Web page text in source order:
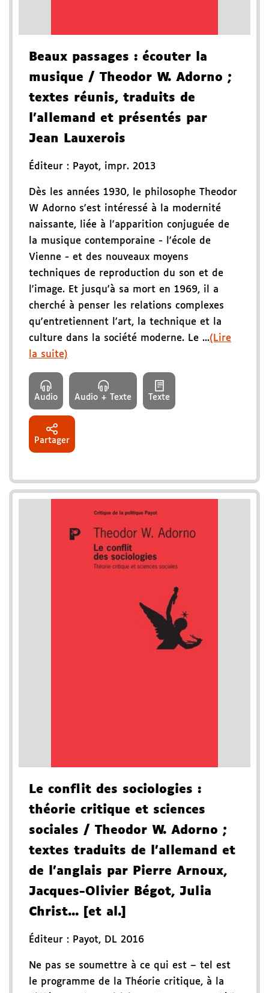
Beaux passages : écouter la
musique / Theodor W. Adorno ;
textes réunis, traduits de
l'allemand et présentés par
Jean Lauxerois
Éditeur : Payot, impr. 2013
Dès les années 1930, le philosophe Theodor
W Adorno s'est intéressé à la modernité
naissante, liée à l'apparition conjuguée de
la musique contemporaine - l'école de
Vienne - et des nouveaux moyens
techniques de reproduction du son et de
l'image. Et jusqu'à sa mort en 1969, il a
cherché à penser les relations complexes
qu'entretiennent l'art, la technique et la
culture dans la société moderne. Le ...(Lire
la suite)
Audio Audio + Texte Texte
Partager
Le conflit des sociologies :
théorie critique et sciences
sociales / Theodor W. Adorno ;
textes traduits de l'allemand et
de l'anglais par Pierre Arnoux,
Jacques-Olivier Bégot, Julia
Christ... [et al.]
Éditeur : Payot, DL 2016
Ne pas se soumettre à ce qui est – tel est
le programme de la Théorie critique, à la